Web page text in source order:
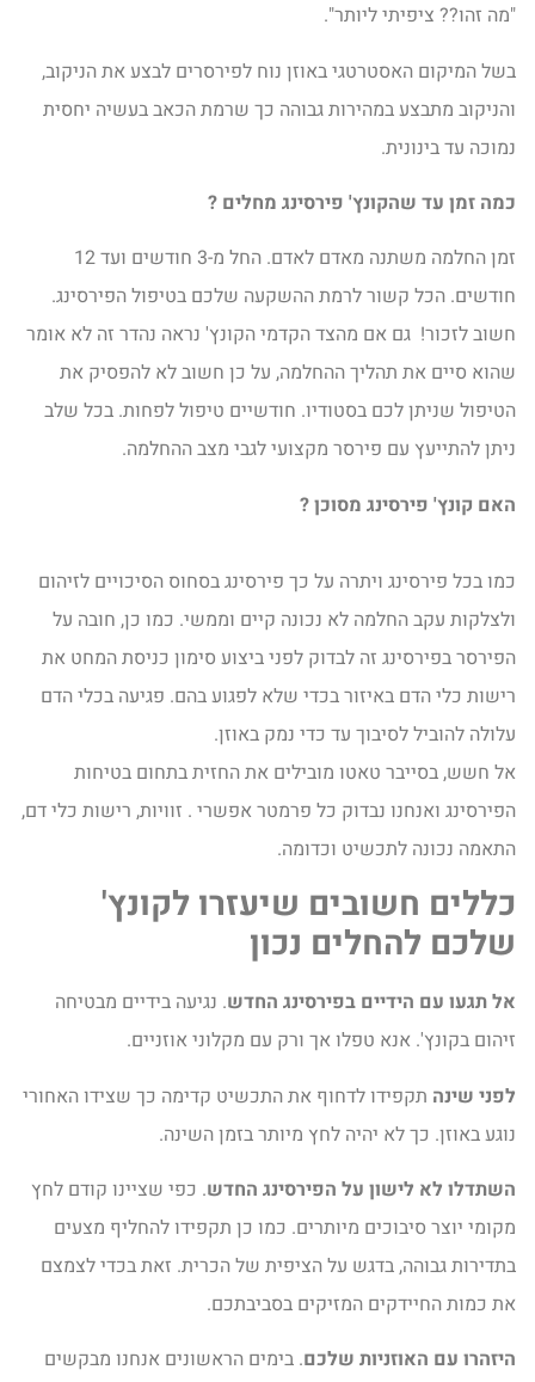
"מה זהו?? ציפיתי ליותר".
בשל המיקום האסטרטגי באוזן נוח לפירסרים לבצע את הניקוב,
והניקוב מתבצע במהירות גבוהה כך שרמת הכאב בעשיה יחסית
נמוכה עד בינונית.
כמה זמן עד שהקונץ' פירסינג מחלים ?
זמן החלמה משתנה מאדם לאדם. החל מ-3 חודשים ועד 12
חודשים. הכל קשור לרמת ההשקעה שלכם בטיפול הפירסינג.
חשוב לזכור! גם אם מהצד הקדמי הקונץ' נראה נהדר זה לא אומר
שהוא סיים את תהליך ההחלמה, על כן חשוב לא להפסיק את
הטיפול שניתן לכם בסטודיו. חודשיים טיפול לפחות. בכל שלב
ניתן להתייעץ עם פירסר מקצועי לגבי מצב ההחלמה.
האם קונץ' פירסינג מסוכן ?
כמו בכל פירסינג ויתרה על כך פירסינג בסחוס הסיכויים לזיהום
ולצלקות עקב החלמה לא נכונה קיים וממשי. כמו כן, חובה על
הפירסר בפירסינג זה לבדוק לפני ביצוע סימון כניסת המחט את
רישות כלי הדם באיזור בכדי שלא לפגוע בהם. פגיעה בכלי הדם
עלולה להוביל לסיבוך עד כדי נמק באוזן.
אל חשש, בסייבר טאטו מובילים את החזית בתחום בטיחות
הפירסינג ואנחנו נבדוק כל פרמטר אפשרי . זוויות, רישות כלי דם,
התאמה נכונה לתכשיט וכדומה.
כללים חשובים שיעזרו לקונץ'
שלכם להחלים נכון
אל תגעו עם הידיים בפירסינג החדש. נגיעה בידיים מבטיחה
זיהום בקונץ'. אנא טפלו אך ורק עם מקלוני אוזניים.
לפני שינהתקפידו לדחוף את התכשיט קדימה כך שצידו האחורי
נוגע באוזן. כך לא יהיה לחץ מיותר בזמן השינה.
השתדלו לא לישון על הפירסינג החדש. כפי שציינו קודם לחץ
מקומי יוצר סיבוכים מיותרים. כמו כן תקפידו להחליף מצעים
בתדירות גבוהה, בדגש על הציפית של הכרית. זאת בכדי לצמצם
את כמות החיידקים המזיקים בסביבתכם.
היזהרו עם האוזניות שלכם. בימים הראשונים אנחנו מבקשים